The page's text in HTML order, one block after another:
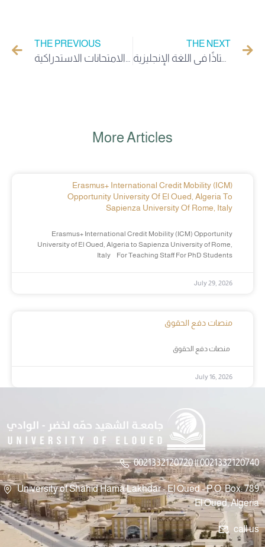
THE PREVIOUS THE NEXT
جامعة الوادي تطلق برنامجاً ريادياً في بريطانيا لتدريب 80 أستاذًا في اللغة الإنجليزية
More Articles
Erasmus+ International Credit Mobility (ICM)
Opportunity University Of El Oued, Algeria To
Sapienza University Of Rome, Italy
Erasmus+ International Credit Mobility (ICM) Opportunity
University of El Oued, Algeria to Sapienza University of Rome,
Italy For Teaching Staff For PhD Students
July 29, 2026
منصات دفع الحقوق
July 16, 2026
0021332120720 || 0021332120740
University of Shahid Hama Lakhdar - El Oued - P.O. Box: 789
El Oued, Algeria
call us